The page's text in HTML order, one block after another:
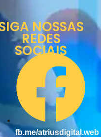
NOSSAS
REDES
SOCIAIS
fb.me/atriusdigital.web